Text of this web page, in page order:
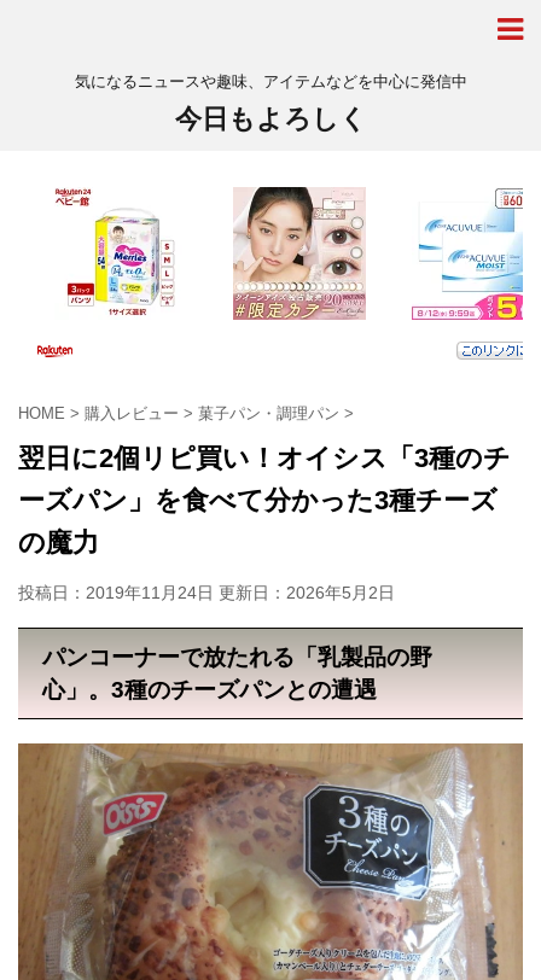
気になるニュースや趣味、アイテムなどを中心に発信中
今日もよろしく
HOME > 購入レビュー > 菓子パン・調理パン >
翌日に2個リピ買い！オイシス「3種のチ
ーズパン」を食べて分かった3種チーズ
の魔力
投稿日：2019年11月24日 更新日： 2026年5月2日
パンコーナーで放たれる「乳製品の野
心」。3種のチーズパンとの遭遇